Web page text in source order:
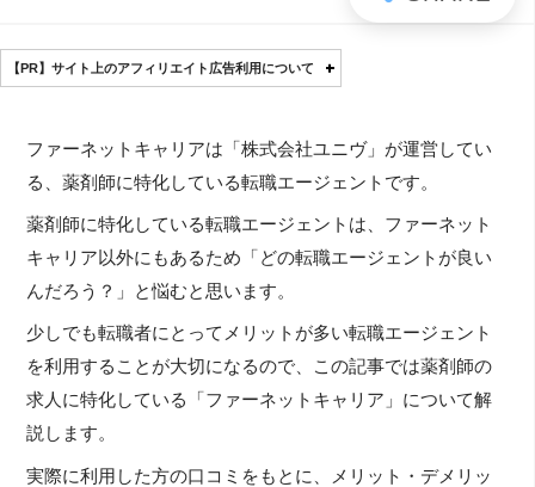
【PR】サイト上のアフィリエイト広告利用について
ファーネットキャリアは「株式会社ユニヴ」が運営してい
る、薬剤師に特化している転職エージェントです。
薬剤師に特化している転職エージェントは、ファーネット
キャリア以外にもあるため「どの転職エージェントが良い
んだろう？」と悩むと思います。
少しでも転職者にとってメリットが多い転職エージェント
を利用することが大切になるので、この記事では薬剤師の
求人に特化している「ファーネットキャリア」について解
説します。
実際に利用した方の口コミをもとに、メリット・デメリッ